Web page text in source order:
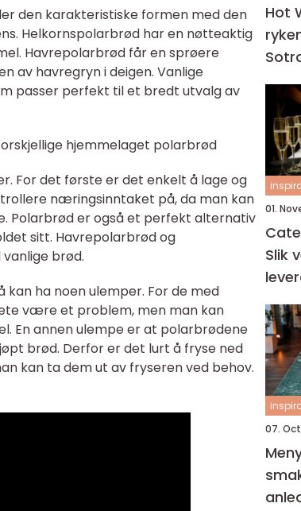
den karakteristiske formen med den
Helkornspolarbrød har en nøtteaktig
Havrepolarbrød får en sprøere
av havregryn i deigen. Vanlige
passer perfekt til et bredt utvalg av
hjemmelaget polarbrød
For det første er det enkelt å lage og
næringsinntaket på, da man kan
Polarbrød er også et perfekt alternativ
sitt. Havrepolarbrød og
brød.
ha noen ulemper. For de med
være et problem, men man kan
En annen ulempe er at polarbrødene
brød. Derfor er det lurt å fryse ned
kan ta dem ut av fryseren ved behov.
Hot
01.
Slik
07.